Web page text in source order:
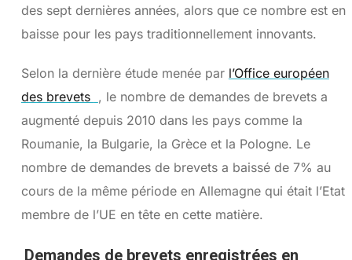
des sept dernières années, alors que ce nombre est en
baisse pour les pays traditionnellement innovants.
Selon la dernière étude menée par l’Office européen
des brevets , le nombre de demandes de brevets a
augmenté depuis 2010 dans les pays comme la
Roumanie, la Bulgarie, la Grèce et la Pologne. Le
nombre de demandes de brevets a baissé de 7% au
cours de la même période en Allemagne qui était l’Etat
membre de l’UE en tête en cette matière.